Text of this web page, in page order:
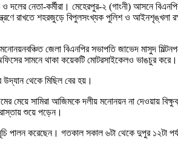
দলের নেতা-কর্মীরা। মেহেরপুর-২ (গাংনী) আসনে
রাখতে শহরজুড়ে বিপুলসংখ্যক পুলিশ ও আইনশৃঙ্খলা
জেলা বিএনপির সভাপতি জাভেদ মাসুদ
সামনে থাকা কয়েকটি মোটরসাইকেলও ভাঙচুর করে।
থেকে মিছিল বের হয়।
সামিরা আজিমকে দলীয় মনোনয়ন না দেওয়ায়
শুয়ে পড়েন।
পালন করেছেন। গতকাল সকাল ৬টা থেকে দুপুর ১২টা